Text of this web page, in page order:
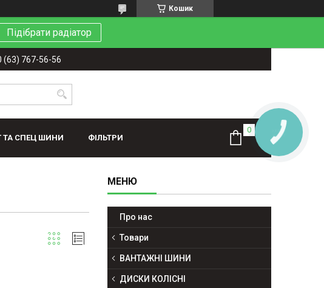
Кошик
Підібрати радіатор
(63) 767-56-56
ТА СПЕЦ ШИНИ ФІЛЬТРИ
Про нас
Товари
ВАНТАЖНІ ШИНИ
ДИСКИ КОЛІСНІ
КНОПКА
ЗВ'ЯЗКУ